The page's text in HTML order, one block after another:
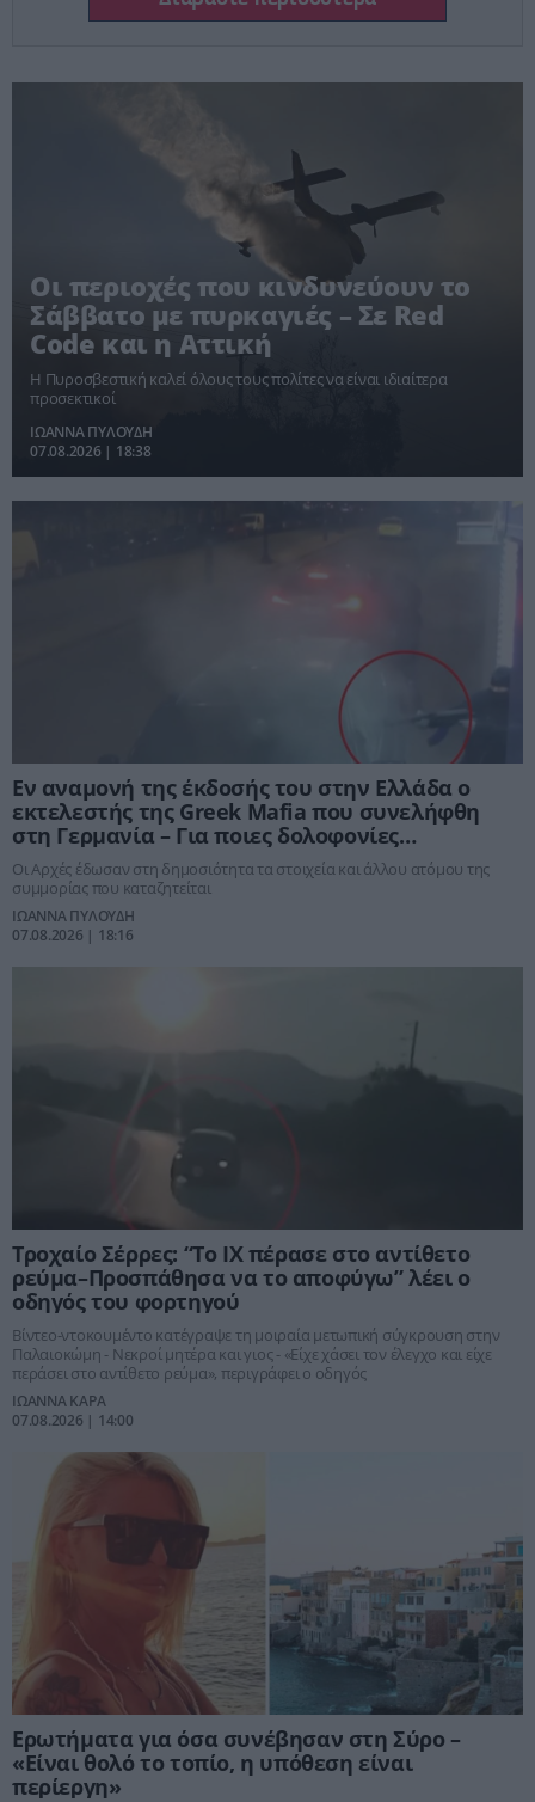
Οι περιοχές που κινδυνεύουν το
Σάββατο με πυρκαγιές – Σε Red
Code και η Αττική
Η Πυροσβεστική καλεί όλους τους πολίτες να είναι ιδιαίτερα
προσεκτικοί
ΙΩΑΝΝΑ ΠΥΛΟΥΔΗ
07.08.2026 | 18:38
Εν αναμονή της έκδοσής του στην Ελλάδα ο
εκτελεστής της Greek Mafia που συνελήφθη
στη Γερμανία – Για ποιες δολοφονίες
κατηγορείται
Οι Αρχές έδωσαν στη δημοσιότητα τα στοιχεία και άλλου ατόμου της
συμμορίας που καταζητείται
ΙΩΑΝΝΑ ΠΥΛΟΥΔΗ
07.08.2026 | 18:16
Τροχαίο Σέρρες: “Το ΙΧ πέρασε στο αντίθετο
ρεύμα–Προσπάθησα να το αποφύγω” λέει ο
οδηγός του φορτηγού
Βίντεο-ντοκουμέντο κατέγραψε τη μοιραία μετωπική σύγκρουση στην
Παλαιοκώμη - Νεκροί μητέρα και γιος - «Είχε χάσει τον έλεγχο και είχε
περάσει στο αντίθετο ρεύμα», περιγράφει ο οδηγός
ΙΩΑΝΝΑ ΚΑΡΑ
07.08.2026 | 14:00
Ερωτήματα για όσα συνέβησαν στη Σύρο –
«Είναι θολό το τοπίο, η υπόθεση είναι
περίεργη»